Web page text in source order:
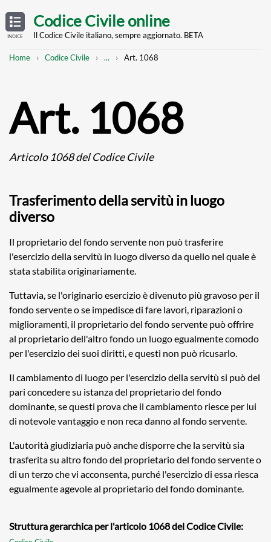
TABLE
OF
CONTENTS
INDICE
main
Codice Civile online
Il Codice Civile italiano, sempre aggiornato. BETA
Breadcrumb
Home Codice Civile
Mostra
... Art. 1068
Art. 1068
Articolo 1068 del Codice Civile
Trasferimento della servitù in luogo
diverso
Il proprietario del fondo servente non può trasferire
l'esercizio della servitù in luogo diverso da quello nel quale è
stata stabilita originariamente.
Tuttavia, se l'originario esercizio è divenuto più gravoso per il
fondo servente o se impedisce di fare lavori, riparazioni o
miglioramenti, il proprietario del fondo servente può offrire
al proprietario dell'altro fondo un luogo egualmente comodo
per l'esercizio dei suoi diritti, e questi non può ricusarlo.
Il cambiamento di luogo per l'esercizio della servitù si può del
pari concedere su istanza del proprietario del fondo
dominante, se questi prova che il cambiamento riesce per lui
di notevole vantaggio e non reca danno al fondo servente.
L'autorità giudiziaria può anche disporre che la servitù sia
trasferita su altro fondo del proprietario del fondo servente o
di un terzo che vi acconsenta, purché l'esercizio di essa riesca
egualmente agevole al proprietario del fondo dominante.
Struttura gerarchica per l'articolo 1068 del Codice Civile: